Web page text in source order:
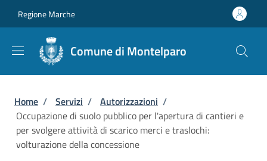
Regione Marche
Comune di Montelparo
Briciole di pane
Home / Servizi / Autorizzazioni /
Occupazione di suolo pubblico per l'apertura di cantieri e
per svolgere attività di scarico merci e traslochi:
volturazione della concessione